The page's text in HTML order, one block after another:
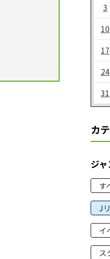
3
10
17
24
31
カ
ジ
す
J
イ
ス